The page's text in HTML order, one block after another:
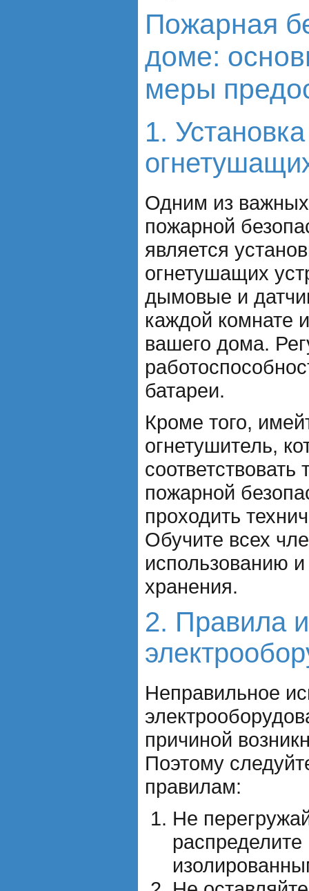
Пожарная
доме:
меры
1.
Одним из
пожарной
является
огнетушащих
дымовые и
каждой комнате
вашего дома.
батареи.
Кроме того,
огнетушитель,
пожарной
проходить
Обучите всех
использованию
хранения.
2. Правила
Неправильное
причиной
Поэтому
правилам:
Не